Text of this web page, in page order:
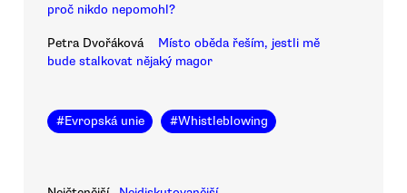
proč nikdo nepomohl?
Petra Dvořáková
Místo oběda řeším, jestli mě
bude stalkovat nějaký magor
#Evropská unie #Whistleblowing